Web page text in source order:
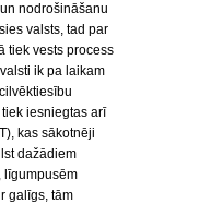
nodrošināšanu
valsts, tad par
tiek vests process
ik pa laikam
iesniegtas arī
kas sākotnēji
dažādiem
līgumpusēm
galīgs, tām